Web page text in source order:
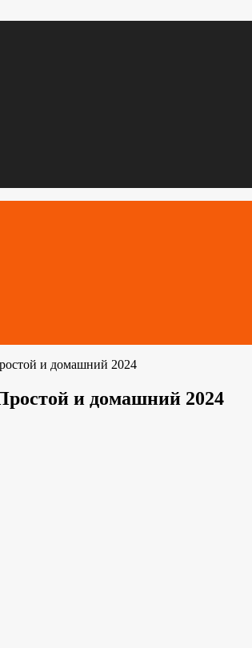
и домашний 2024
и домашний 2024